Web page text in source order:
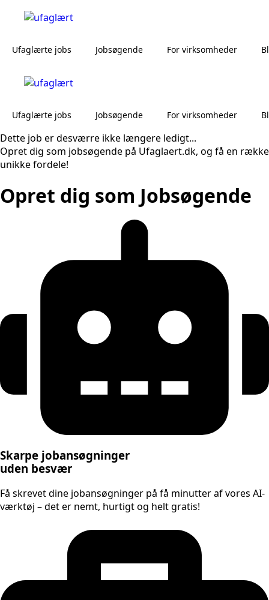
Ufaglærte jobs Jobsøgende For virksomheder
Ufaglærte jobs Jobsøgende For virksomheder
Dette job er desværre ikke længere ledigt...
Opret dig som jobsøgende på Ufaglaert.dk, og få en række
unikke fordele!
Opret dig som Jobsøgende
Skarpe jobansøgninger
uden besvær
Få skrevet dine jobansøgninger på få minutter af vores AI-
værktøj – det er nemt, hurtigt og helt gratis!